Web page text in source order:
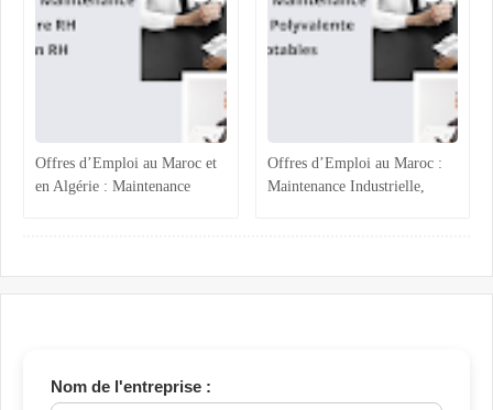
Offres d’Emploi au Maroc et
en Algérie : Maintenance
Offres d’Emploi au Maroc :
Maintenance Industrielle,
Nom de l'entreprise :